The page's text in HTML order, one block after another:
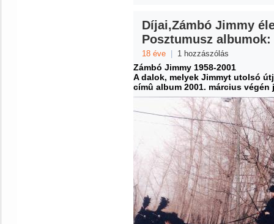
Díjai,Zámbó Jimmy
Posztumusz albumok:
18 éve | 1 hozzászólás
Zámbó Jimmy 1958-2001
A dalok, melyek Jimmyt utolsó
címû album 2001. március végén